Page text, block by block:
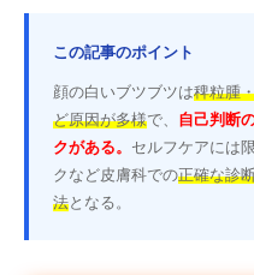
この記事のポイント
顔の白いブツブツは稗粒腫
ど原因が多様で、 自己判断
クがある。 セルフケアには
クなど皮膚科での正確な診
法となる。